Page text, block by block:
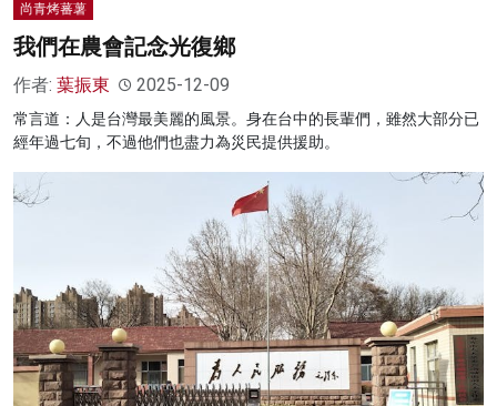
尚青烤蕃薯
我們在農會記念光復鄉
作者: 葉振東 2025-12-09
常言道：人是台灣最美麗的風景。身在台中的長輩們，雖然大部分已
經年過七旬，不過他們也盡力為災民提供援助。